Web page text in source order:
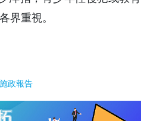
界重視。
政報告